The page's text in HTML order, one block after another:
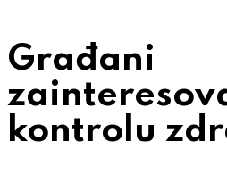
Građani
kontrolu